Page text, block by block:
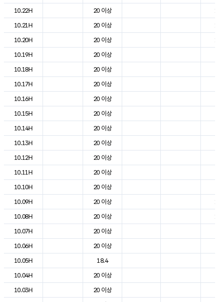
10.22H
20 이상
10.21H
20 이상
10.20H
20 이상
10.19H
20 이상
10.18H
20 이상
10.17H
20 이상
10.16H
20 이상
10.15H
20 이상
10.14H
20 이상
10.13H
20 이상
10.12H
20 이상
10.11H
20 이상
10.10H
20 이상
10.09H
20 이상
10.08H
20 이상
10.07H
20 이상
10.06H
20 이상
10.05H
18.4
10.04H
20 이상
10.03H
20 이상